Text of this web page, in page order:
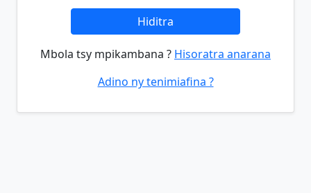
Hiditra
Mbola tsy mpikambana ? Hisoratra anarana
Adino ny tenimiafina ?